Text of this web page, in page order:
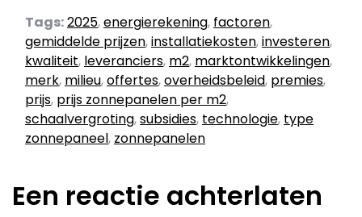
Tags:2025,energierekening, factoren,
gemiddelde prijzen,installatiekosten,investeren,
kwaliteit, leveranciers, m2, marktontwikkelingen,
merk, milieu,offertes,overheidsbeleid, premies,
prijs, prijs zonnepanelen per m2,
schaalvergroting,subsidies, technologie, type
zonnepaneel, zonnepanelen
Een reactie achterlaten